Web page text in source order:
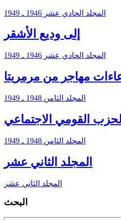
المجلد الحادي عشر 1946 ـ 1949
إلى وديع الأشقر
المجلد الحادي عشر 1946 ـ 1949
مهاجر من مرمريتا
المجلد الثامن 1948 ـ 1949
القومي الاجتماعي
المجلد الثامن 1948 ـ 1949
المجلد الثاني عشر
المجلد الثاني عشر
البحث